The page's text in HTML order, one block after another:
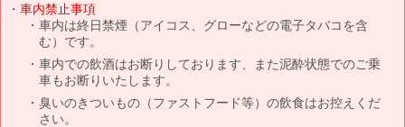
車内禁止事項
車内は終日禁煙（アイコス、グローなどの電子タバコを含
む）です。
車内での飲酒はお断りしております、また泥酔状態でのご乗
車もお断りいたします。
臭いのきついもの（ファストフード等）の飲食はお控えくだ
さい。